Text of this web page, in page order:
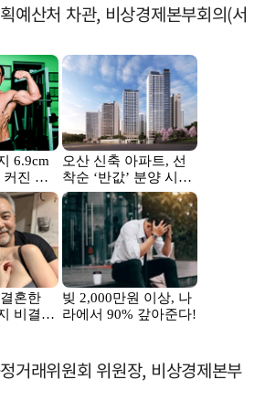
산처 차관, 비상경제본부회의(서
래위원회 위원장, 비상경제본부